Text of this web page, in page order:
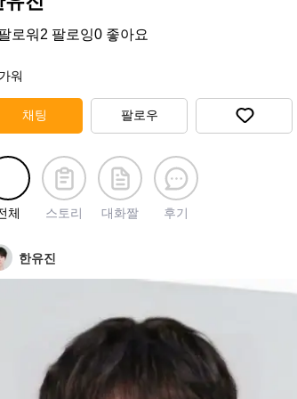
로워 2 팔로잉0 좋아요
워
채팅 팔로우
체 스토리 대화짤 후기
한유진